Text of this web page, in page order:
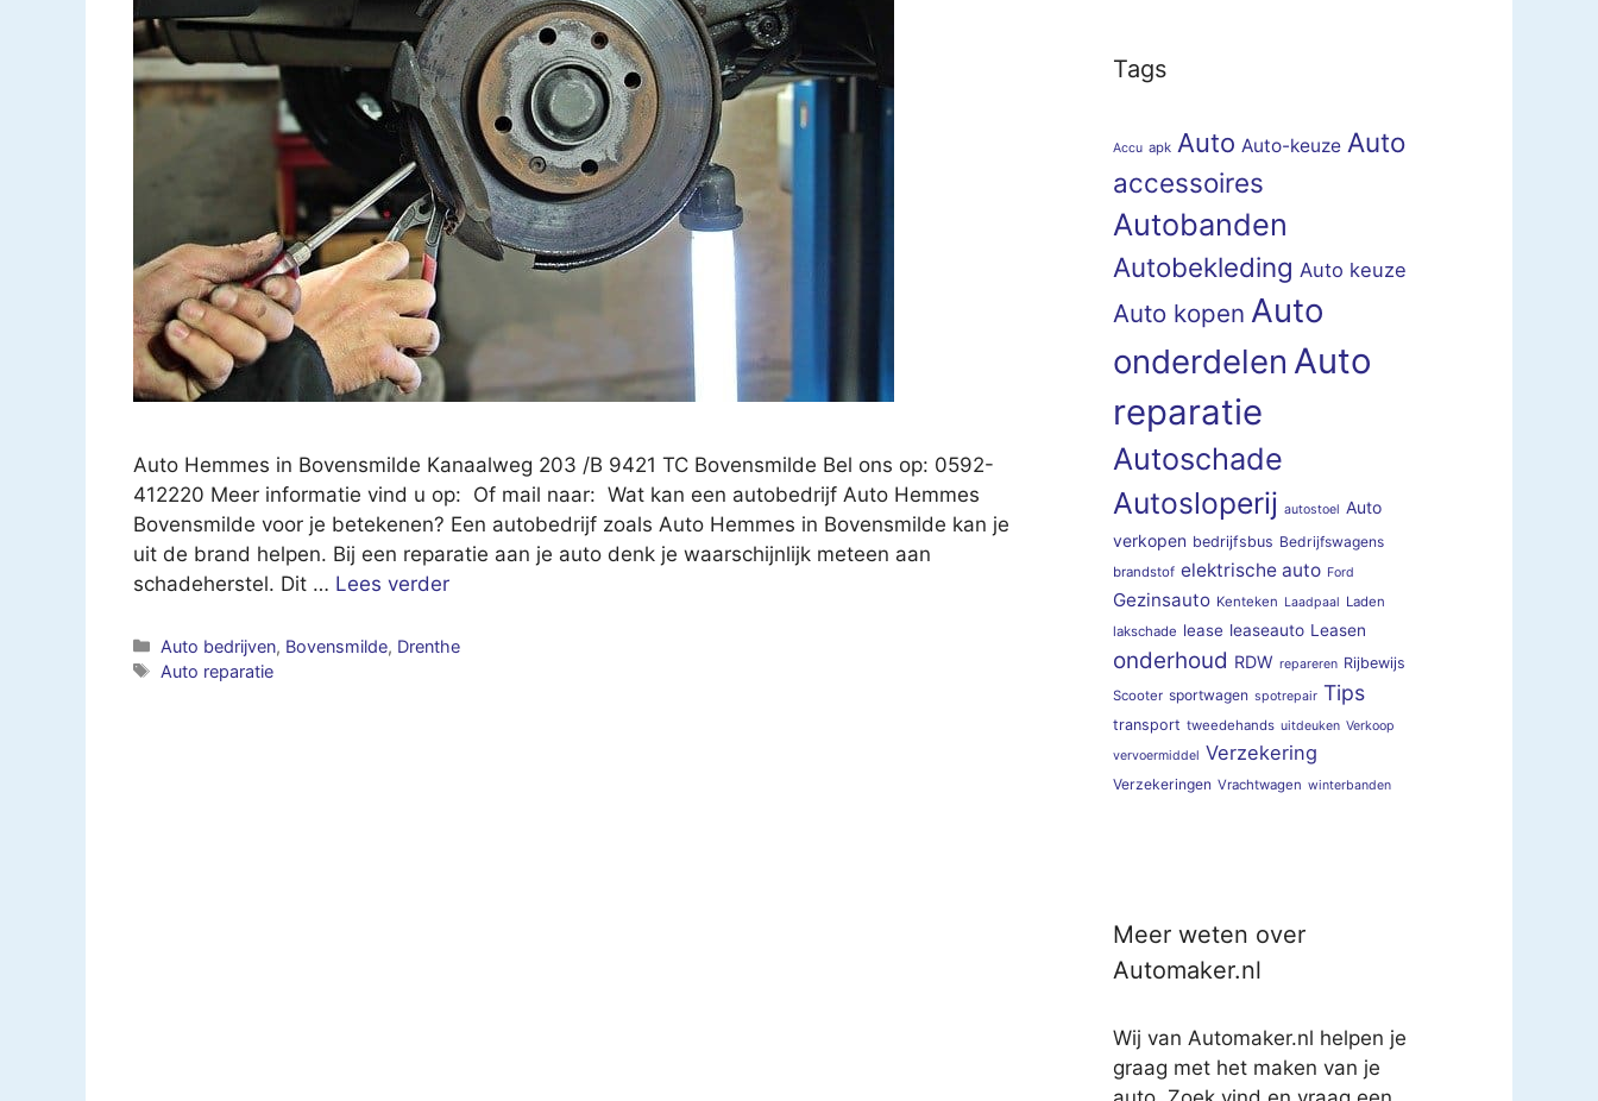
Auto Hemmes in Bovensmilde Kanaalweg 203 /B 9421 TC Bovensmilde Bel ons op: 0592-
412220 Meer informatie vind u op: Of mail naar: Wat kan een autobedrijf Auto Hemmes
Bovensmilde voor je betekenen? Een autobedrijf zoals Auto Hemmes in Bovensmilde kan je
uit de brand helpen. Bij een reparatie aan je auto denk je waarschijnlijk meteen aan
schadeherstel. Dit … Lees verder
Categorieën
Auto bedrijven, Bovensmilde, Drenthe
Tags
Auto reparatie
Tags
Accu apk Auto Auto-keuze Auto
accessoires
Autobanden
Autobekleding Auto keuze
Auto kopen Auto
onderdelen Auto
reparatie
Autoschade
Autosloperij autostoel Auto
verkopen bedrijfsbus Bedrijfswagens
brandstof elektrische auto Ford
Gezinsauto Kenteken Laadpaal Laden
lakschade lease leaseauto Leasen
onderhoud RDW repareren Rijbewijs
Scooter sportwagen spotrepair Tips
transport tweedehands uitdeuken Verkoop
vervoermiddel Verzekering
Verzekeringen Vrachtwagen winterbanden
Meer weten over
Automaker.nl
Wij van Automaker.nl helpen je
graag met het maken van je